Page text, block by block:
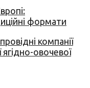
формати
компанії
овочевої